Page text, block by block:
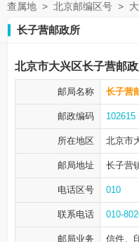
查属地 > 北京邮编区号 >
长子营邮政所
北京市大兴区长子营邮
邮局名称 长子营
邮政编码 102615
所在地区 北京市
邮局地址 长子营
电话区号 010
联系电话 010-
邮局业务 信件、